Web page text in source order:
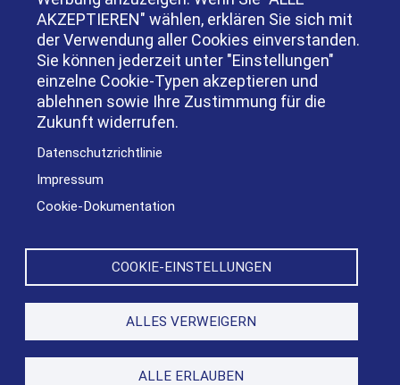
AKZEPTIEREN" wählen, erklären Sie sich mit
der Verwendung aller Cookies einverstanden.
Sie können jederzeit unter "Einstellungen"
einzelne Cookie-Typen akzeptieren und
ablehnen sowie Ihre Zustimmung für die
Zukunft widerrufen.
Datenschutzrichtlinie
Impressum
Cookie-Dokumentation
COOKIE-EINSTELLUNGEN
ALLES VERWEIGERN
ALLE ERLAUBEN
Fußzeilenmenü
Kontakt
Impressum
Copyright © 2026 BürgschaftsBank Berlin